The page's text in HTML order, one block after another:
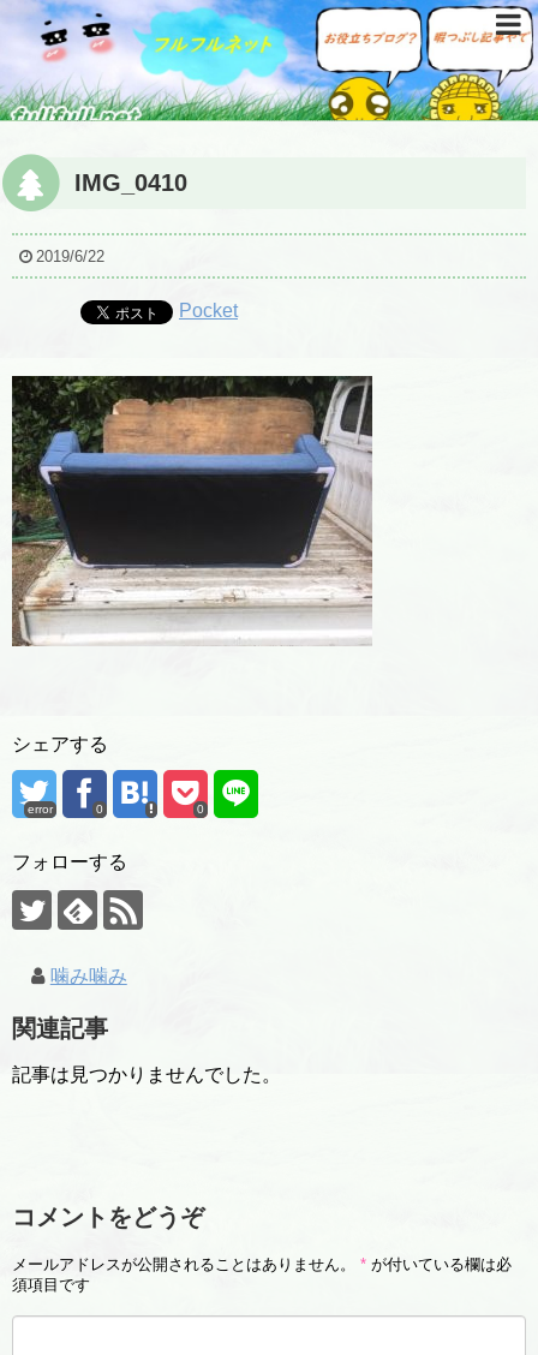
IMG_0410
2019/6/22
Pocket
シェアする
error 0 0
フォローする
噛み噛み
関連記事
記事は見つかりませんでした。
コメントをどうぞ
メールアドレスが公開されることはありません。 * が付いている欄は必
須項目です